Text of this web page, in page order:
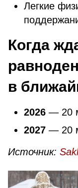
Легкие
Когда
в
2026 — 20
2027 — 20
Источник: